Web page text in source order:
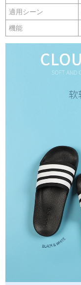
適用シーン
機能